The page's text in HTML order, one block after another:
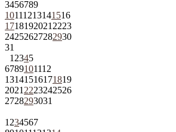
3456789
10111213141516
1718192021 2223
24252627282930
31
1 2345
6789101112
13141516171819
2021 2223242526
2728293031
1 234567